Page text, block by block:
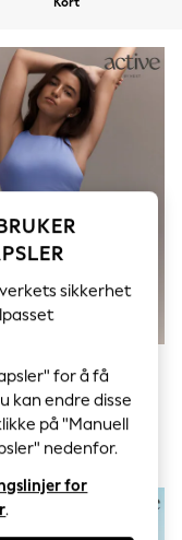
Med Dyr - Aktive
sikkerhet
for å få
kan endre disse
på "Manuell
nedenfor.
for
.